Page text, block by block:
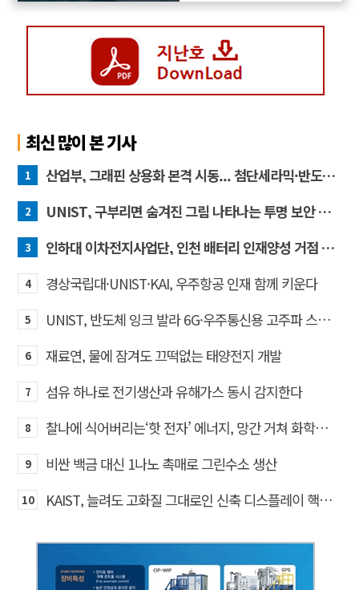
최신 많이 본 기사
1 산업부, 그래핀 상용화 본격 시동... 첨단세라믹·반도체 방열소재 시장 확대 기대
2 UNIST, 구부리면 숨겨진 그림 나타나는 투명 보안 필름 개발
3 인하대 이차전지사업단, 인천 배터리 인재양성 거점 역할 강화
4 경상국립대·UNIST·KAI, 우주항공 인재 함께 키운다
5 UNIST, 반도체 잉크 발라 6G·우주통신용 고주파 스위치 만든다
6 재료연, 물에 잠겨도 끄떡없는 태양전지 개발
7 섬유 하나로 전기생산과 유해가스 동시 감지한다
8 찰나에 식어버리는‘핫 전자’ 에너지, 망간 거쳐 화학반응에 쓴다
9 비싼 백금 대신 1나노 촉매로 그린수소 생산
10 KAIST, 늘려도 고화질 그대로인 신축 디스플레이 핵심기술 개발​